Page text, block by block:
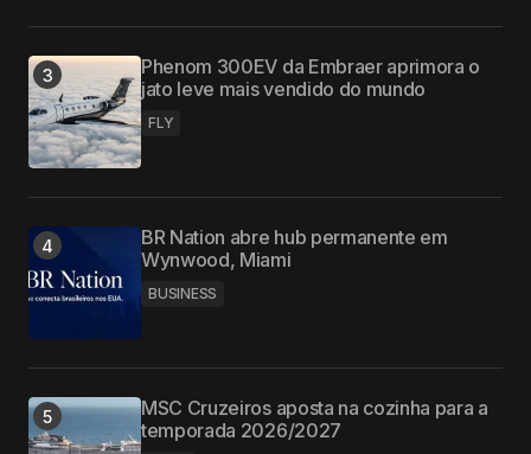
Phenom 300EV da Embraer aprimora o
jato leve mais vendido do mundo
FLY
BR Nation abre hub permanente em
Wynwood, Miami
BUSINESS
MSC Cruzeiros aposta na cozinha para a
temporada 2026/2027